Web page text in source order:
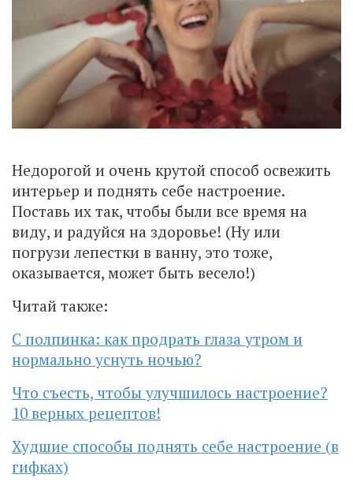
Недорогой и очень крутой способ освежить
интерьер и поднять себе настроение.
Поставь их так, чтобы были все время на
виду, и радуйся на здоровье! (Ну или
погрузи лепестки в ванну, это тоже,
оказывается, может быть весело!)
Читай также:
С полпинка: как продрать глаза утром и
нормально уснуть ночью?
Что съесть, чтобы улучшилось настроение?
10 верных рецептов!
Худшие способы поднять себе настроение (в
гифках)